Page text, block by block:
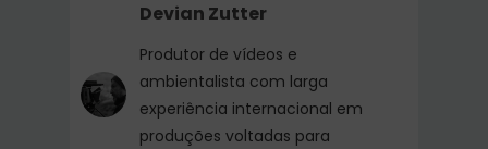
Devian Zutter
Produtor de vídeos e
ambientalista com larga
experiência internacional em
produções voltadas para